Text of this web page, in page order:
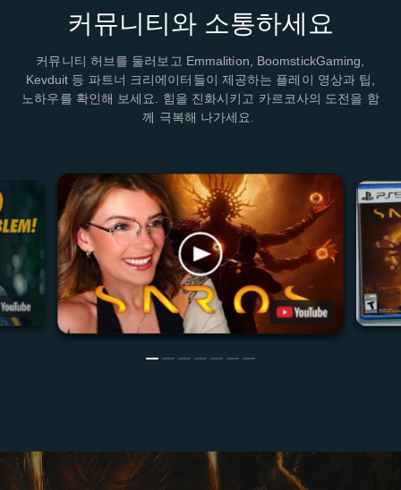
커뮤니티와 소통하세요
커뮤니티 허브를 둘러보고 Emmalition, BoomstickGaming,
Kevduit 등 파트너 크리에이터들이 제공하는 플레이 영상과 팁,
노하우를 확인해 보세요. 힘을 진화시키고 카르코사의 도전을 함
께 극복해 나가세요.